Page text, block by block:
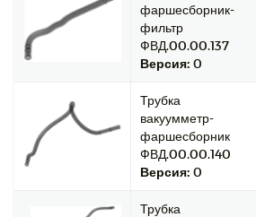
фаршесборник-
фильтр
ФВД.00.00.137
Версия: 0
Трубка
вакуумметр-
фаршесборник
ФВД.00.00.140
Версия: 0
Трубка